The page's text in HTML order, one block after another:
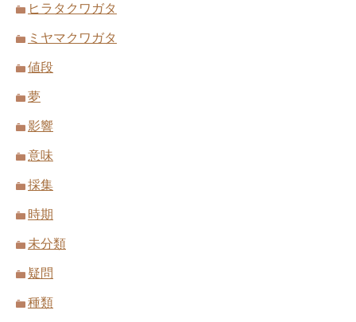
ヒラタクワガタ
ミヤマクワガタ
値段
夢
影響
意味
採集
時期
未分類
疑問
種類